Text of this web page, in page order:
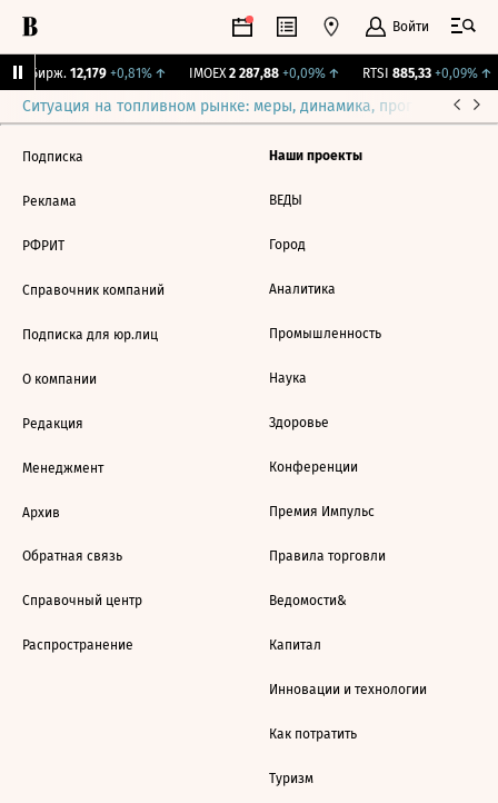
Войти
Бирж. 12,179 +0,81%↑ IMOEX 2 287,88 +0,09%↑ RTSI 885,33 +0,09%↑
Ситуация на топливном рынке: меры, динамика, прогнозы
Подписка
Реклама
РФРИТ
Справочник компаний
Подписка для юр.лиц
О компании
Редакция
Менеджмент
Архив
Обратная связь
Справочный центр
Распространение
Наши проекты
ВЕДЫ
Город
Аналитика
Промышленность
Наука
Здоровье
Конференции
Премия Импульс
Правила торговли
Ведомости&
Капитал
Инновации и технологии
Как потратить
Туризм